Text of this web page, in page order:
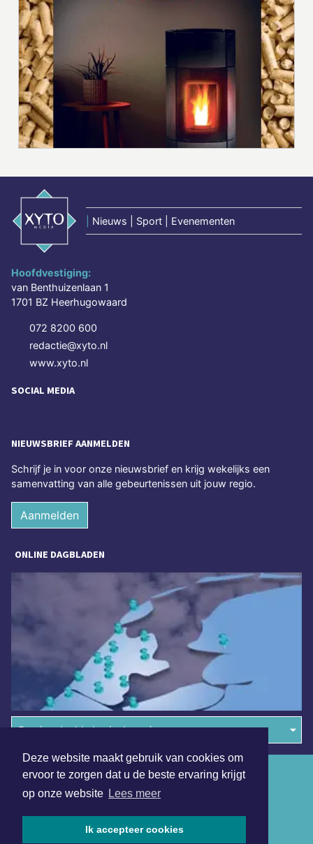
Deze website maakt gebruik van cookies om
ervoor te zorgen dat u de beste ervaring krijgt
op onze website Lees meer
Ik accepteer cookies
Nieuws | Sport | Evenementen
Hoofdvestiging:
van Benthuizenlaan 1
1701 BZ Heerhugowaard
072 8200 600
redactie@xyto.nl
www.xyto.nl
SOCIAL MEDIA
NIEUWSBRIEF AANMELDEN
Schrijf je in voor onze nieuwsbrief en krijg wekelijks een
samenvatting van alle gebeurtenissen uit jouw regio.
Aanmelden
ONLINE DAGBLADEN
Overige dagbladen in de regio
Algemene voorwaarden
Disclaimer